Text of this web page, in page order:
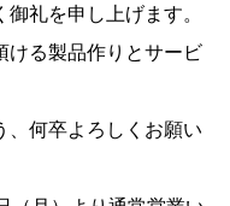
礼を申し上げます。
ける製品作りとサービ
、何卒よろしくお願い